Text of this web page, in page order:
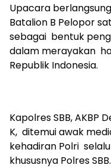
Upacara
Batalion B Pelopor
sebagai bentuk
dalam merayakan
Republik Indonesia.
Kapolres SBB, AKBP
K, ditemui awak
kehadiran Polri
khususnya Polres SBB.